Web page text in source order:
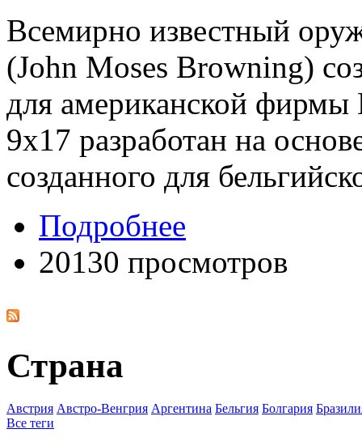
Всемирно известный
(John Moses Browning)
для американской фирмы
9x17 разработан на
созданного для
Подробнее
20130 просмотров
Страна
Австрия Австро-Венгрия Аргентина Бельгия Болгария
Все теги